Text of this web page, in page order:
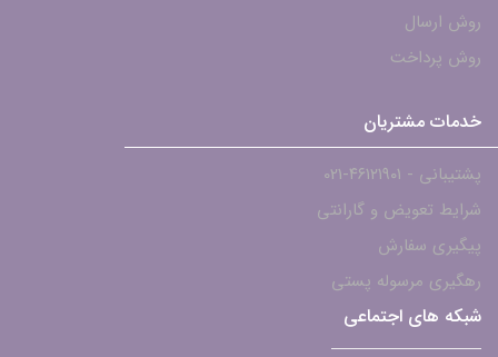
روش ارسال
روش پرداخت
خدمات مشتریان
پشتیبانی - ۴۶۱۲۱۹۰۱-021
شرایط تعویض و گارانتی
پیگیری سفارش
رهگیری مرسوله پستی
شبکه های اجتماعی